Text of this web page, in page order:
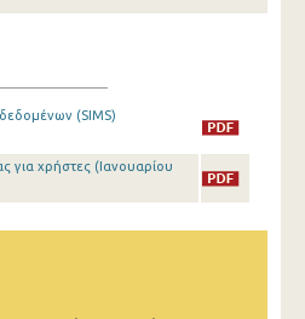
(SIMS)
για χρήστες (Ιανουαρίου